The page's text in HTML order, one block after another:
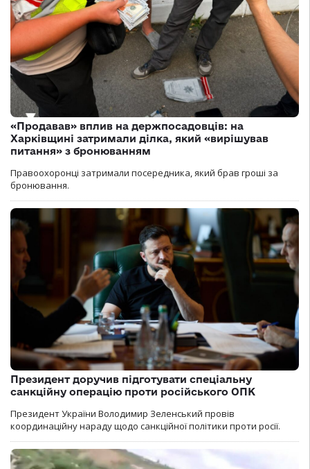
«Продавав» вплив на держпосадовців: на
Харківщині затримали ділка, який «вирішував
питання» з бронюванням
Правоохоронці затримали посередника, який брав гроші за
бронювання.
Президент доручив підготувати спеціальну
санкційну операцію проти російського ОПК
Президент України Володимир Зеленський провів
координаційну нараду щодо санкційної політики проти росії.